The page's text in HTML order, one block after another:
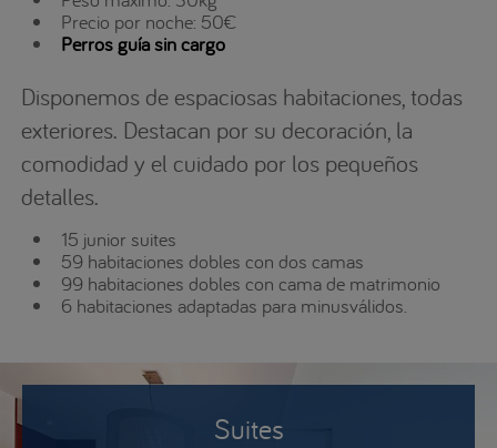
Precio por noche: 50€
Perros guía sin cargo
Disponemos de espaciosas habitaciones, todas
exteriores. Destacan por su decoración, la
comodidad y el cuidado por los pequeños
detalles.
15 junior suites
59 habitaciones dobles con dos camas
99 habitaciones dobles con cama de matrimonio
6 habitaciones adaptadas para minusválidos.
Suites